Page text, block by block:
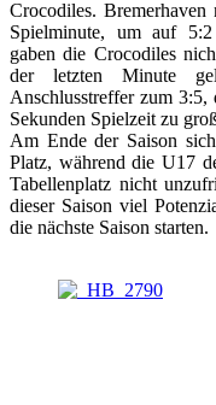
Crocodiles.
Spielminute, um auf 5:2
gaben die Crocodiles
der letzten Minute
Anschlusstreffer zum
Sekunden Spielzeit zu
Am Ende der Saison
Platz, während die U17
Tabellenplatz nicht
dieser Saison viel
die nächste Saison starten.